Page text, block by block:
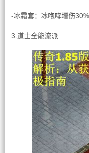
-冰霜套：冰咆哮增伤
3.道士全能流派